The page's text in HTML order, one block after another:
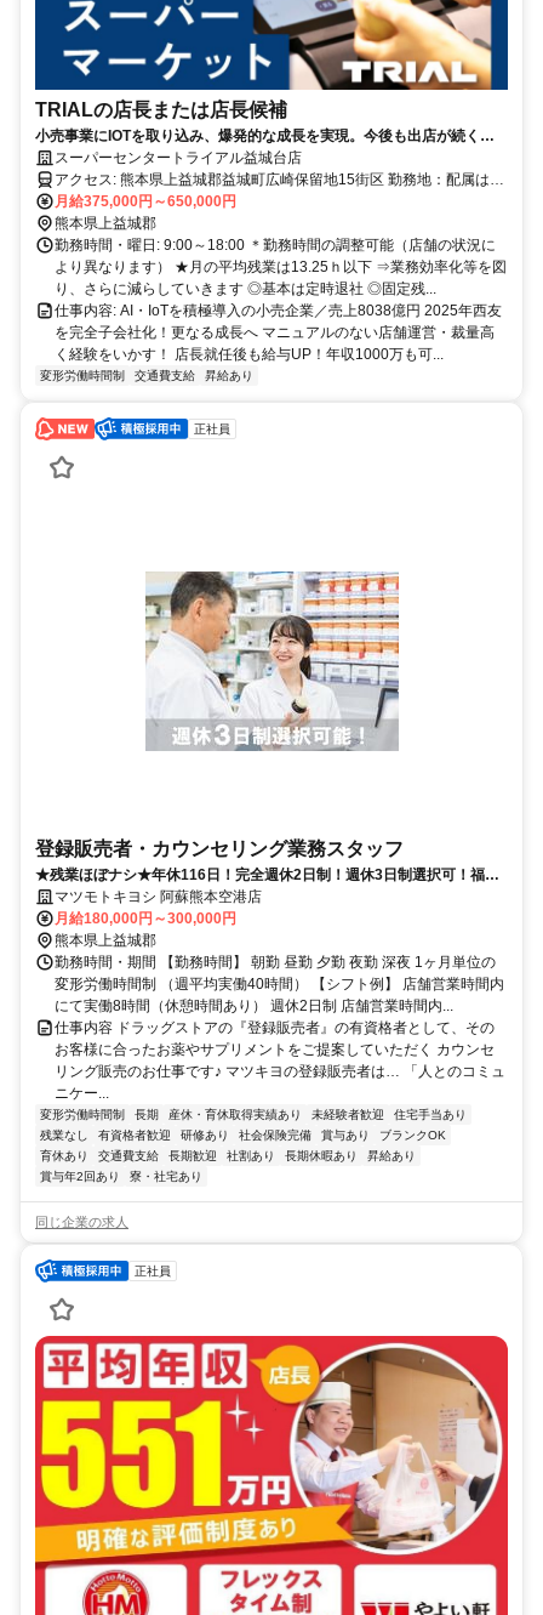
TRIALの店長または店長候補
小売事業にIOTを取り込み、爆発的な成長を実現。今後も出店が続くス
マートストア「TRIAL」とは？
スーパーセンタートライアル益城台店
アクセス: 熊本県上益城郡益城町広崎保留地15街区 勤務地：配属は所
在地の都道府県 ※初任地は最寄りの店舗又は希望エリアを優先し配
属します。 ※エリア内勤務または全国勤務いずれか希望を選択でき
ます。
月給375,000円～650,000円
熊本県上益城郡
勤務時間・曜日: 9:00～18:00 ＊勤務時間の調整可能（店舗の状況に
より異なります） ★月の平均残業は13.25ｈ以下 ⇒業務効率化等を図
り、さらに減らしていきます ◎基本は定時退社 ◎固定残...
仕事内容: AI・IoTを積極導入の小売企業／売上8038億円 2025年西友
を完全子会社化！更なる成長へ マニュアルのない店舗運営・裁量高
く経験をいかす！ 店長就任後も給与UP！年収1000万も可...
変形労働時間制 交通費支給 昇給あり
正社員
登録販売者・カウンセリング業務スタッフ
★残業ほぼナシ★年休116日！完全週休2日制！週休3日制選択可！福利
厚生充実！未経験OK！
マツモトキヨシ 阿蘇熊本空港店
月給180,000円～300,000円
熊本県上益城郡
勤務時間・期間 【勤務時間】 朝勤 昼勤 夕勤 夜勤 深夜 1ヶ月単位の
変形労働時間制 （週平均実働40時間） 【シフト例】 店舗営業時間内
にて実働8時間（休憩時間あり） 週休2日制 店舗営業時間内...
仕事内容 ドラッグストアの『登録販売者』の有資格者として、その
お客様に合ったお薬やサプリメントをご提案していただく カウンセ
リング販売のお仕事です♪ マツキヨの登録販売者は… 「人とのコミュ
ニケー...
変形労働時間制 長期 産休・育休取得実績あり 未経験者歓迎
住宅手当あり
残業なし
有資格者歓迎 研修あり 社会保険完備 賞与あり
ブランクOK
育休あり
交通費支給 長期歓迎 社割あり 長期休暇あり
昇給あり
賞与年2回あり
寮・社宅あり
同じ企業の求人
正社員